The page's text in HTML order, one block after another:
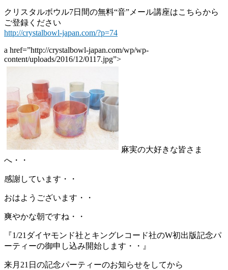
クリスタルボウル7日間の無料“音”メール講座はこちらから
ご登録ください
http://crystalbowl-japan.com/?p=74
a href=”http://crystalbowl-japan.com/wp/wp-
content/uploads/2016/12/0117.jpg”>
麻実の大好きな皆さま
へ・・
感謝しています・・
おはようございます・・
爽やかな朝ですね・・
『1/21ダイヤモンド社とキングレコード社のW初出版記念パ
ーティーの御申し込み開始します・・』
来月21日の記念パーティーのお知らせをしてから